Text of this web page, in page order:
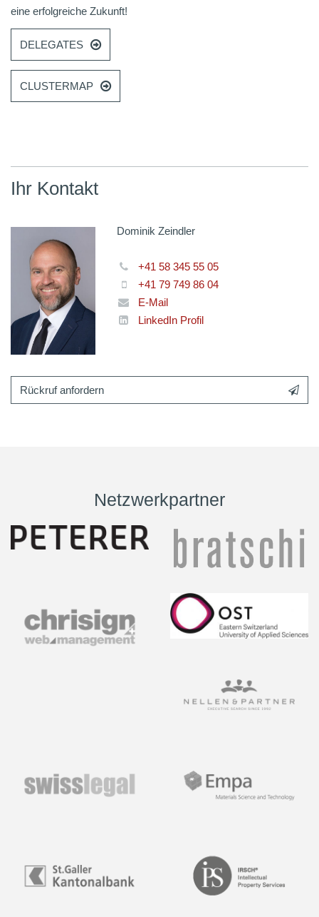
eine erfolgreiche Zukunft!
DELEGATES
CLUSTERMAP
Ihr Kontakt
Dominik Zeindler
+41 58 345 55 05
+41 79 749 86 04
E-Mail
LinkedIn Profil
Rückruf anfordern
Netzwerkpartner